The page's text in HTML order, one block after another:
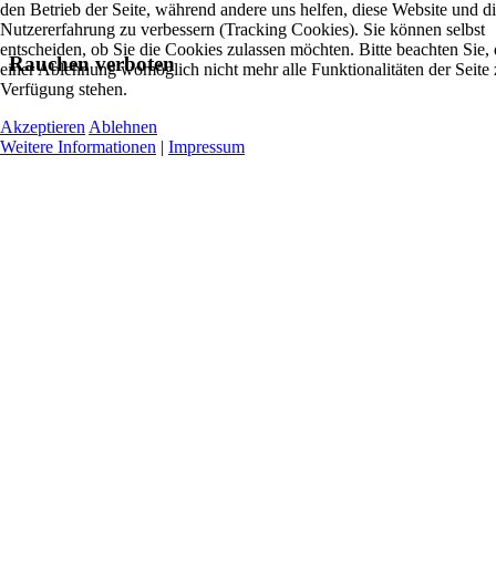
Rauchen verboten
den Betrieb der Seite, während andere uns helfen, diese Website und
Nutzererfahrung zu verbessern (Tracking Cookies). Sie können selbst
entscheiden, ob Sie die Cookies zulassen möchten. Bitte beachten Sie,
einer Ablehnung womöglich nicht mehr alle Funktionalitäten der Seite
Verfügung stehen.
Akzeptieren Ablehnen
Weitere Informationen | Impressum